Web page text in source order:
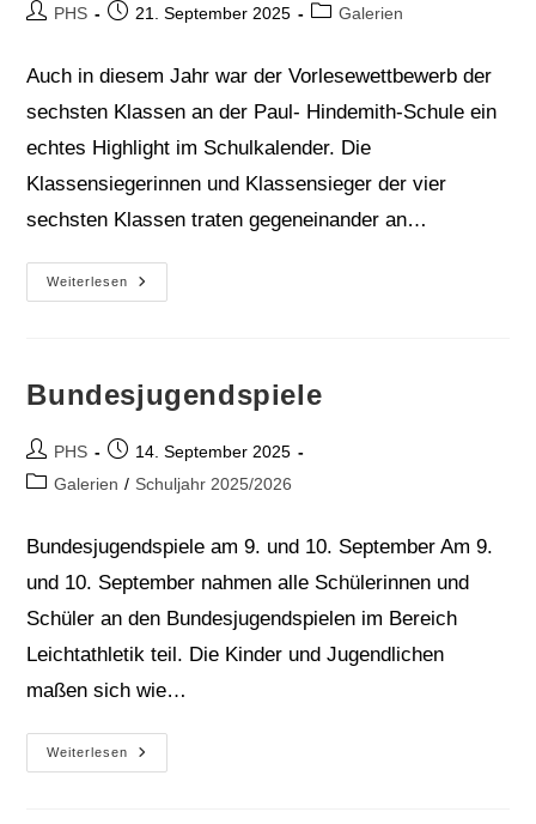
Beitrags-
PHS
Beitrag21. September 2025
Beitrags-
Galerien
Auch in diesem Jahr war der Vorlesewettbewerb der
sechsten Klassen an der Paul- Hindemith-Schule ein
echtes Highlight im Schulkalender. Die
Klassensiegerinnen und Klassensieger der vier
sechsten Klassen traten gegeneinander an…
Weiterlesen
Vorlesewettbewerb
2025
Bundesjugendspiele
Beitrags-
Autor:
PHS
Beitrag
veröffentlicht:
14. September 2025
Beitrags-
Galerien / Schuljahr 2025/2026
Bundesjugendspiele am 9. und 10. September Am 9.
und 10. September nahmen alle Schülerinnen und
Schüler an den Bundesjugendspielen im Bereich
Leichtathletik teil. Die Kinder und Jugendlichen
maßen sich wie…
Weiterlesen Bundesjugendspiele